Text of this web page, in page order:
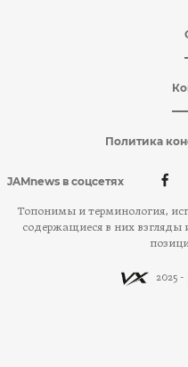
Политика
JAMnews в соцсетях
Топонимы и терминология,
содержащиеся в них взгляды
2025